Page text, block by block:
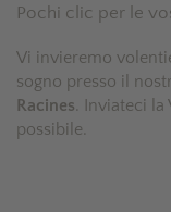
Pochi clic per le
Vi invieremo
sogno presso il
Racines. Inviateci la
possibile.